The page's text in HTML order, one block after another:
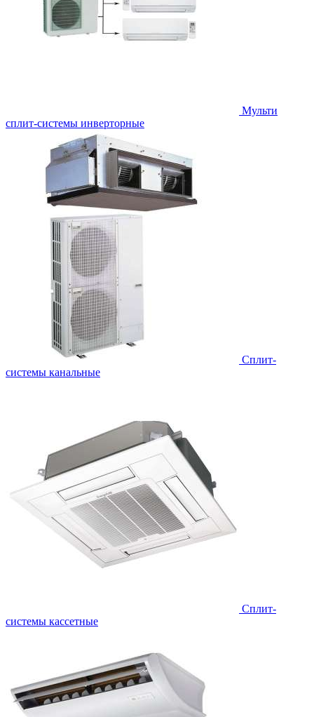
Мульти
сплит-системы инверторные
Сплит-
системы канальные
Сплит-
системы кассетные